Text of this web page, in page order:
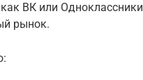
ВК или
рынок.